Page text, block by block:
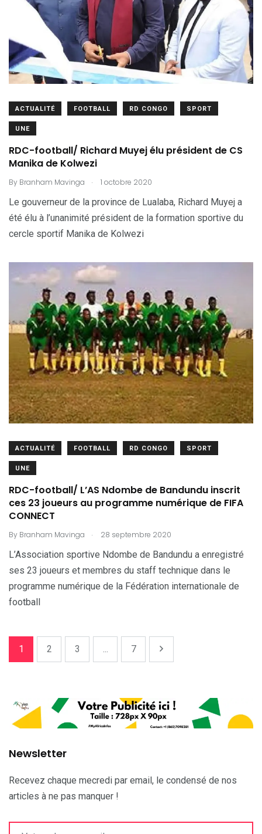
ACTUALITÉ FOOTBALL RD CONGO SPORT
UNE
RDC-football/ Richard Muyej élu président de CS
Manika de Kolwezi
By Branham Mavinga . 1 octobre 2020
Le gouverneur de la province de Lualaba, Richard Muyej a
été élu à l’unanimité président de la formation sportive du
cercle sportif Manika de Kolwezi
ACTUALITÉ FOOTBALL RD CONGO SPORT
UNE
RDC-football/ L’AS Ndombe de Bandundu inscrit
ces 23 joueurs au programme numérique de FIFA
CONNECT
By Branham Mavinga . 28 septembre 2020
L’Association sportive Ndombe de Bandundu a enregistré
ses 23 joueurs et membres du staff technique dans le
programme numérique de la Fédération internationale de
football
1 2 3 ... 7
Newsletter
Recevez chaque mecredi par email, le condensé de nos
articles à ne pas manquer !